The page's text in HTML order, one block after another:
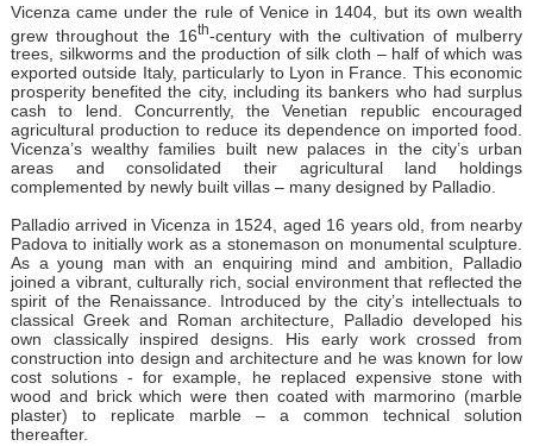
Vicenza came under the rule of Venice in 1404, but its own wealth
grew throughout the 16th-century with the cultivation of mulberry
trees, silkworms and the production of silk cloth – half of which was
exported outside Italy, particularly to Lyon in France. This economic
prosperity benefited the city, including its bankers who had surplus
cash to lend. Concurrently, the Venetian republic encouraged
agricultural production to reduce its dependence on imported food.
Vicenza’s wealthy families built new palaces in the city’s urban
areas and consolidated their agricultural land holdings
complemented by newly built villas – many designed by Palladio.
Palladio arrived in Vicenza in 1524, aged 16 years old, from nearby
Padova to initially work as a stonemason on monumental sculpture.
As a young man with an enquiring mind and ambition, Palladio
joined a vibrant, culturally rich, social environment that reflected the
spirit of the Renaissance. Introduced by the city’s intellectuals to
classical Greek and Roman architecture, Palladio developed his
own classically inspired designs. His early work crossed from
construction into design and architecture and he was known for low
cost solutions - for example, he replaced expensive stone with
wood and brick which were then coated with marmorino (marble
plaster) to replicate marble – a common technical solution
thereafter.